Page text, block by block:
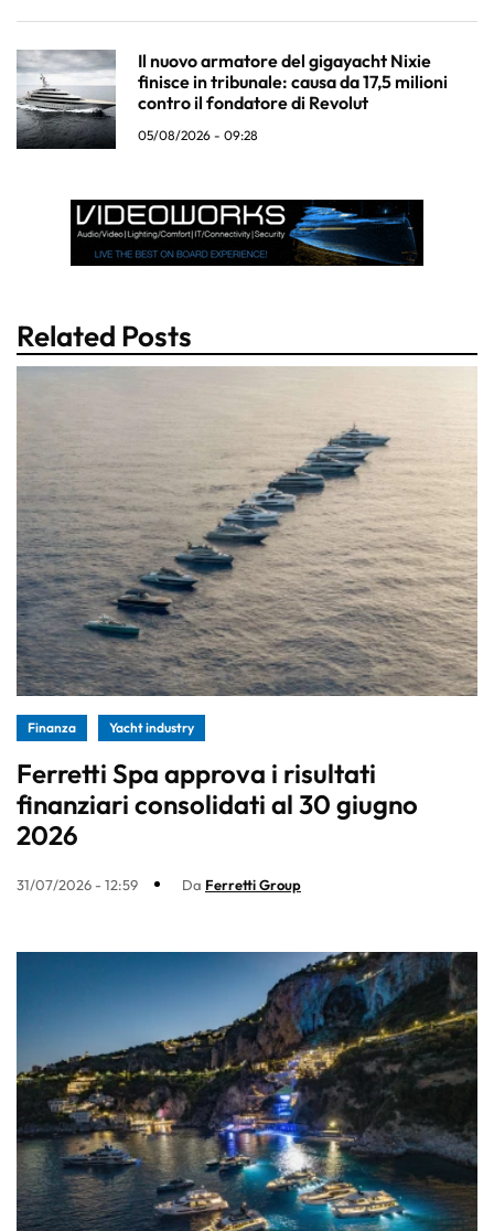
Il nuovo armatore del gigayacht Nixie
finisce in tribunale: causa da 17,5 milioni
contro il fondatore di Revolut
05/08/2026 - 09:28
Related Posts
Finanza Yacht industry
Ferretti Spa approva i risultati
finanziari consolidati al 30 giugno
2026
31/07/2026 - 12:59 Da Ferretti Group